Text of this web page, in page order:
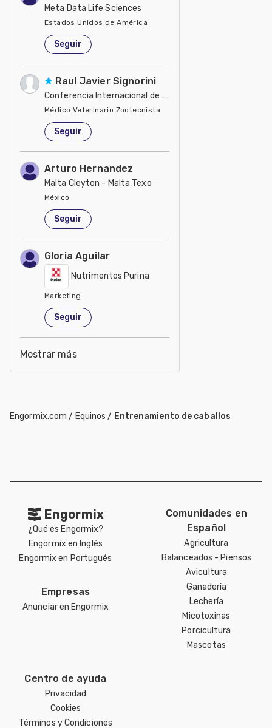
Meta Data Life Sciences
Estados Unidos de América
Seguir
Raul Javier Signorini
Conferencia Internacional de Caballos de Deporte 2012
Médico Veterinario Zootecnista
Estados Unidos de América
Seguir
Arturo Hernandez
Malta Cleyton - Malta Texo
México
Seguir
Gloria Aguilar
Nutrimentos Purina
Marketing
México
Seguir
Mostrar más
Engormix.com / Equinos / Entrenamiento de caballos
Engormix
¿Qué es Engormix?
Engormix en Inglés
Engormix en Portugués
Empresas
Anunciar en Engormix
Comunidades en
Español
Agricultura
Balanceados - Piensos
Avicultura
Ganadería
Lechería
Micotoxinas
Porcicultura
Mascotas
Centro de ayuda
Privacidad
Cookies
Términos y Condiciones